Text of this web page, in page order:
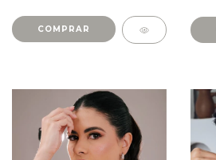
COMPRAR